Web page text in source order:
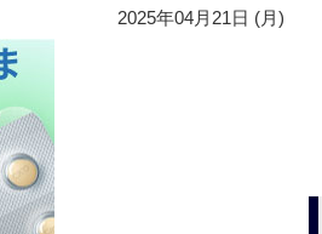
2025年04月21日 (月)